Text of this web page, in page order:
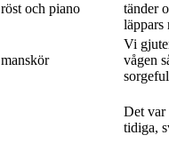
röst och piano
tänder
läppars
manskör
Vi
vågen
Det var
tidiga,